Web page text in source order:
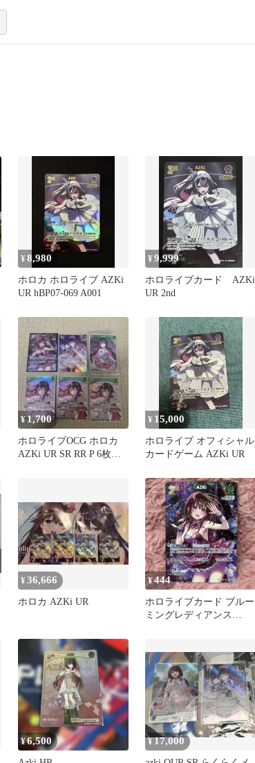
¥8,980
ホロカ ホロライブ AZKi
UR hBP07-069 A001
¥9,999
ホロライブカード AZKi
UR 2nd
¥1,700
ホロライブOCG ホロカ
AZKi UR SR RR P 6枚セ
¥ 15,000
ホロライブ オフィシャル
カードゲーム AZKi UR
¥36,666
ホロカ AZKi UR
¥444
ホロライブカード ブルー
ミングレディアンス
¥6,500 ¥17,000